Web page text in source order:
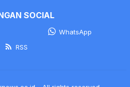
SOCIAL
WhatsApp
RSS